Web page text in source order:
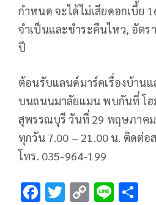
กำหนด จะได้ไม่เสียดอกเบี้ย
จำเป็นและชำระคืนไหว, อัตร
ปี
ต้อนรับแลนด์มาร์คเรื่องบ้าน
บนถนนมาลัยแมน พบกันที่ โฮ
สุพรรณบุรี วันที่ 29 พฤษภาคม
ทุกวัน 7.00 – 21.00 น. ติดต่อ
โทร. 035-964-199
F T C Li